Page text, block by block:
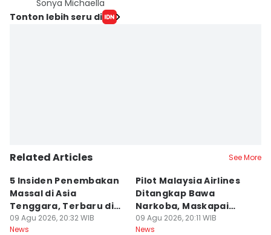
Sonya Michaella
Tonton lebih seru di
Related Articles See More
5 Insiden Penembakan
Massal di Asia
Tenggara, Terbaru di
Bangkok
09 Agu 2026, 20:32 WIB
News
Pilot Malaysia Airlines
Ditangkap Bawa
Narkoba, Maskapai
Perketat Tes
09 Agu 2026, 20:11 WIB
News